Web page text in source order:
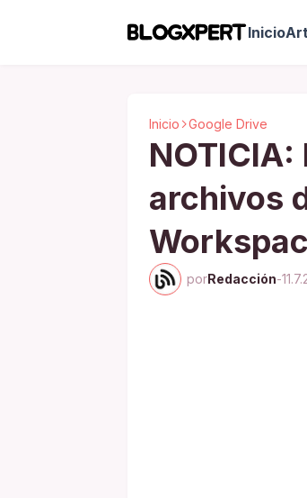
Inicio
Inicio Google Drive
archivos
porRedacción-